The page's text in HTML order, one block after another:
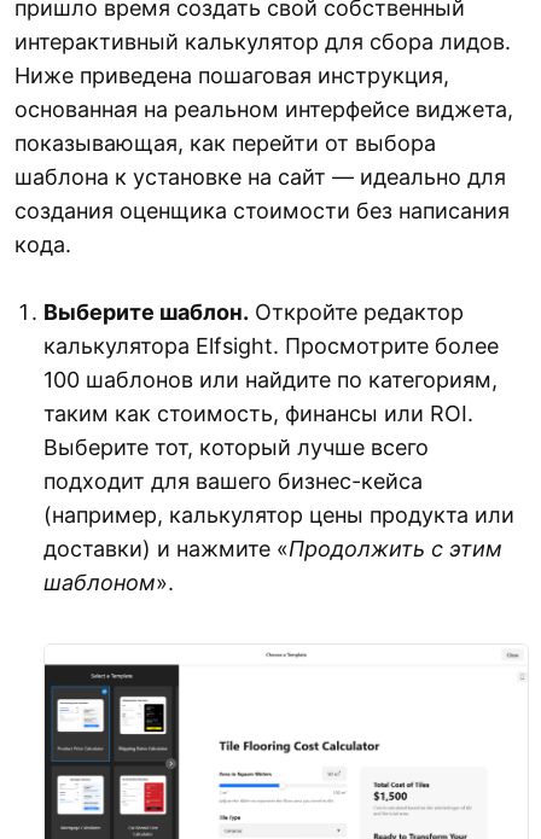
пришло время создать свой собственный
интерактивный калькулятор для сбора лидов.
Ниже приведена пошаговая инструкция,
основанная на реальном интерфейсе виджета,
показывающая, как перейти от выбора
шаблона к установке на сайт — идеально для
создания оценщика стоимости без написания
кода.
Выберите шаблон. Откройте редактор
калькулятора Elfsight. Просмотрите более
100 шаблонов или найдите по категориям,
таким как стоимость, финансы или ROI.
Выберите тот, который лучше всего
подходит для вашего бизнес-кейса
(например, калькулятор цены продукта или
доставки) и нажмите «Продолжить с этим
шаблоном».